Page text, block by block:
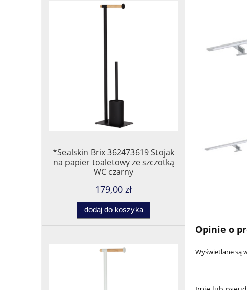
*Sealskin Brix 362473619 Stojak
na papier toaletowy ze szczotką
WC czarny
179,00 zł
dodaj do koszyka
Opinie o
Wyświetlane są